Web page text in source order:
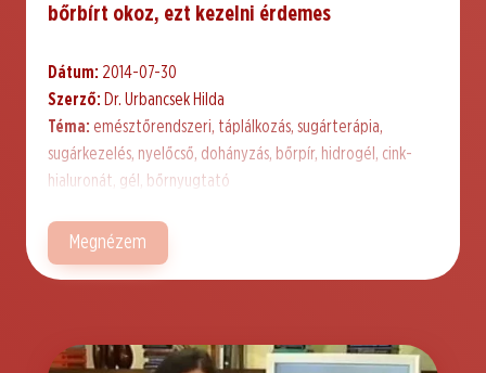
bőrbírt okoz, ezt kezelni érdemes
Dátum: 2014-07-30
Szerző: Dr. Urbancsek Hilda
Téma: emésztőrendszeri, táplálkozás, sugárterápia,
sugárkezelés, nyelőcső, dohányzás, bőrpír, hidrogél, cink-
hialuronát, gél, bőrnyugtató
Megnézem